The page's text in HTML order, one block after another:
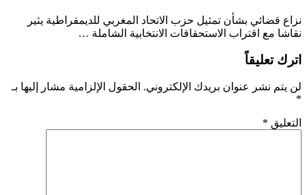
نزاع قضائي بشأن تمثيل حزب الاتحاد المغربي للديمقراطية يثير
نقاشا مع اقتراب الاستحقاقات الانتخابية الشاملة …
اترك تعليقاً
لن يتم نشر عنوان بريدك الإلكتروني. الحقول الإلزامية مشار إليها بـ
*
التعليق *